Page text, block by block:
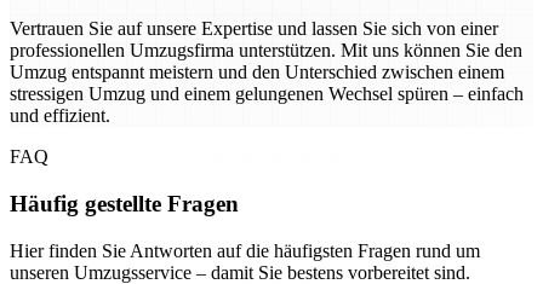
Vertrauen Sie auf unsere Expertise und lassen Sie sich von einer
professionellen Umzugsfirma unterstützen. Mit uns können Sie den
Umzug entspannt meistern und den Unterschied zwischen einem
stressigen Umzug und einem gelungenen Wechsel spüren – einfach
und effizient.
FAQ
Häufig gestellte Fragen
Hier finden Sie Antworten auf die häufigsten Fragen rund um
unseren Umzugsservice – damit Sie bestens vorbereitet sind.